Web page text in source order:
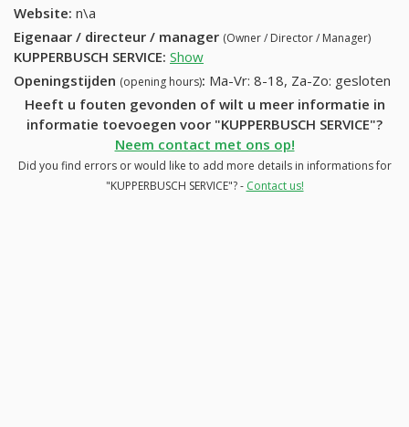
Website: n\a
Eigenaar / directeur / manager (Owner / Director / Manager)
KUPPERBUSCH SERVICE: Show
Openingstijden (opening hours): Ma-Vr: 8-18, Za-Zo: gesloten
Heeft u fouten gevonden of wilt u meer informatie in
informatie toevoegen voor "KUPPERBUSCH SERVICE"?
Neem contact met ons op!
Did you find errors or would like to add more details in informations for
"KUPPERBUSCH SERVICE"? - Contact us!